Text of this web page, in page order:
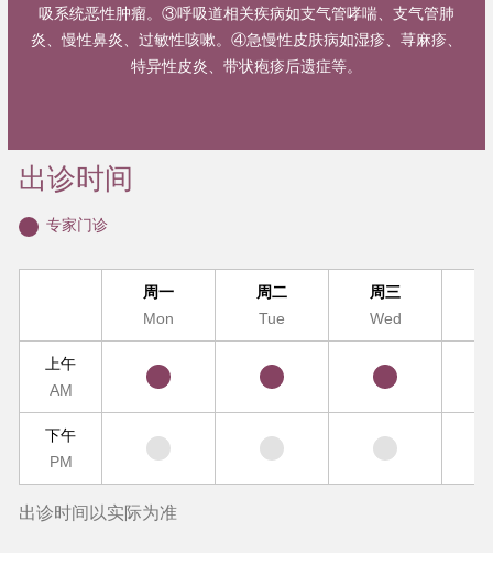
吸系统恶性肿瘤。③呼吸道相关疾病如支气管哮喘、支气管肺
炎、慢性鼻炎、过敏性咳嗽。④急慢性皮肤病如湿疹、荨麻疹、
特异性皮炎、带状疱疹后遗症等。
出诊时间
专家门诊
周一
Mon
周二
Tue
周三
Wed
上午
AM
下午
PM
出诊时间以实际为准